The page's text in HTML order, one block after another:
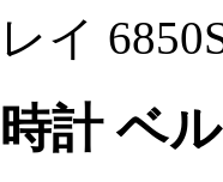
レイ
時計 ベ